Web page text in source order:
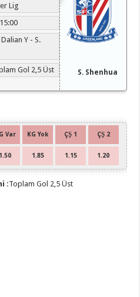
Lig
15:00
Dalian Y - S.
Gol 2,5 Üst S. Shenhua
Var KG Yok ÇŞ 1 ÇŞ 2
1.50 1.85 1.15 1.20
:Toplam Gol 2,5 Üst